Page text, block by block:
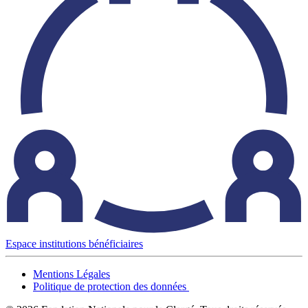
Espace institutions bénéficiaires
Mentions Légales
Politique de protection des données